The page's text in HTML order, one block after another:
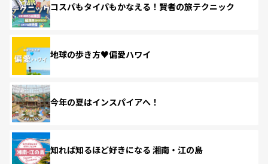
コスパもタイパもかなえる！賢者の旅テクニック
地球の歩き方♥偏愛ハワイ
今年の夏はインスパイアへ！
知れば知るほど好きになる 湘南・江の島